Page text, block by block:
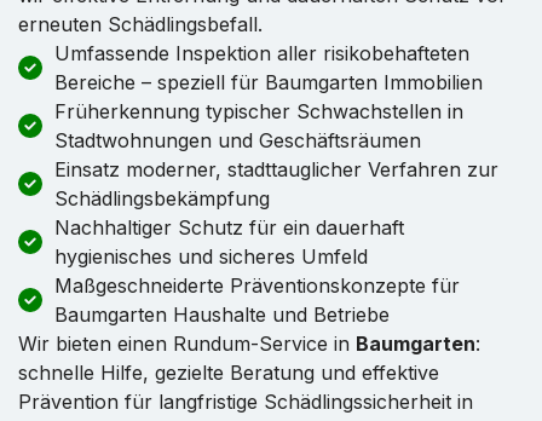
erneuten Schädlingsbefall.
Umfassende Inspektion aller risikobehafteten
Bereiche – speziell für Baumgarten Immobilien
Früherkennung typischer Schwachstellen in
Stadtwohnungen und Geschäftsräumen
Einsatz moderner, stadttauglicher Verfahren zur
Schädlingsbekämpfung
Nachhaltiger Schutz für ein dauerhaft
hygienisches und sicheres Umfeld
Maßgeschneiderte Präventionskonzepte für
Baumgarten Haushalte und Betriebe
Wir bieten einen Rundum-Service in Baumgarten:
schnelle Hilfe, gezielte Beratung und effektive
Prävention für langfristige Schädlingssicherheit in